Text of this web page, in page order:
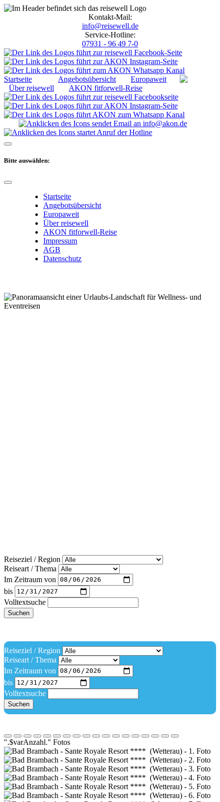
Kontakt-Mail:
info@reisewell.de
Service-Hotline:
07931 - 96 49 7-0
Startseite Angebotsübersicht
Europaweit
Über reisewell
AKON fitforwell-Reise
Bitte auswählen:
Startseite
Angebotsübersicht
Europaweit
Über reisewell
AKON fitforwell-Reise
Impressum
AGB
Datenschutz
Reiseziel / Region
Reiseart / Thema
Im Zeitraum von
bis
Volltextsuche
Suchen
Reiseziel / Region
Reiseart / Thema
Im Zeitraum von
bis
Volltextsuche
Suchen
".$varAnzahl." Fotos